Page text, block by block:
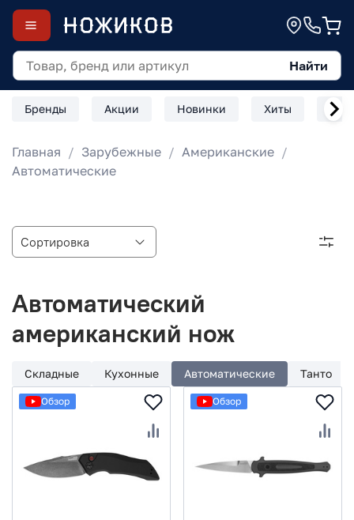
Найти
Бренды Акции Новинки Хиты
Главная Зарубежные
Американские
Автоматические
Автоматический
американский нож
Складные Кухонные Автоматические Танто
Обзор Обзор